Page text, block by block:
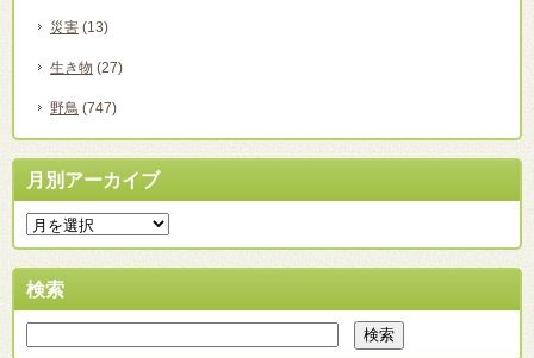
災害 (13)
生き物 (27)
野鳥 (747)
月別アーカイブ
検索